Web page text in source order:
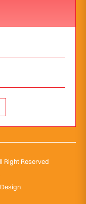
Right Reserved